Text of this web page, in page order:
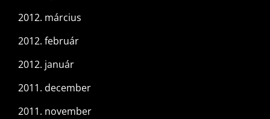
2012. március
2012. február
2012. január
2011. december
2011. november